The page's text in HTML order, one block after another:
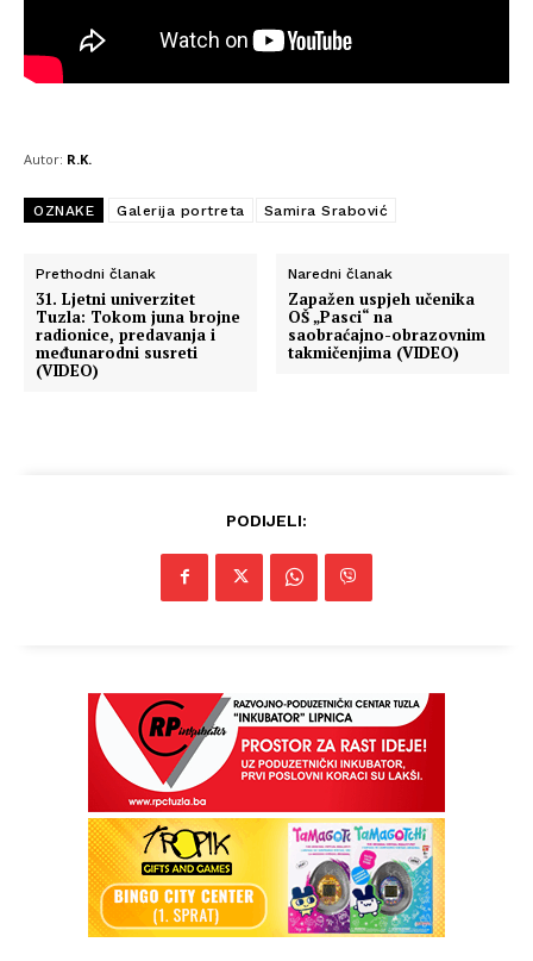
Autor: R.K.
OZNAKE Galerija portreta Samira Srabović
Prethodni članak
31. Ljetni univerzitet
Tuzla: Tokom juna brojne
radionice, predavanja i
međunarodni susreti
(VIDEO)
Naredni članak
Zapažen uspjeh učenika
OŠ „Pasci“ na
saobraćajno-obrazovnim
takmičenjima (VIDEO)
PODIJELI: